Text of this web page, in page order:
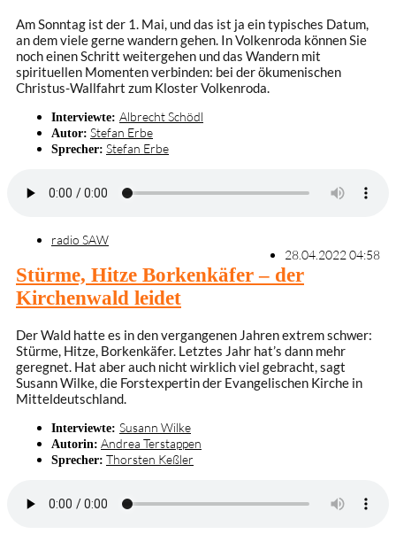
Am Sonntag ist der 1. Mai, und das ist ja ein typisches Datum,
an dem viele gerne wandern gehen. In Volkenroda können Sie
noch einen Schritt weitergehen und das Wandern mit
spirituellen Momenten verbinden: bei der ökumenischen
Christus-Wallfahrt zum Kloster Volkenroda.
Interviewte: Albrecht Schödl
Autor: Stefan Erbe
Sprecher: Stefan Erbe
radio SAW
28.04.2022 04:58
Stürme, Hitze Borkenkäfer – der
Kirchenwald leidet
Der Wald hatte es in den vergangenen Jahren extrem schwer:
Stürme, Hitze, Borkenkäfer. Letztes Jahr hat’s dann mehr
geregnet. Hat aber auch nicht wirklich viel gebracht, sagt
Susann Wilke, die Forstexpertin der Evangelischen Kirche in
Mitteldeutschland.
Interviewte: Susann Wilke
Autorin: Andrea Terstappen
Sprecher: Thorsten Keßler